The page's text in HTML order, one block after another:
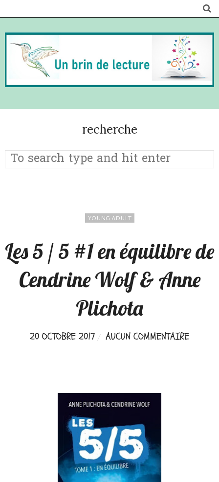
recherche
YOUNG ADULT
Les 5 / 5 #1 en équilibre de
Cendrine Wolf & Anne
Plichota
20 OCTOBRE 2017 AUCUN COMMENTAIRE